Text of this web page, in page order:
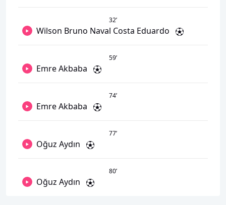
32’
Wilson Bruno Naval Costa Eduardo
59’
Emre Akbaba
74’
Emre Akbaba
77’
Oğuz Aydın
80’
Oğuz Aydın